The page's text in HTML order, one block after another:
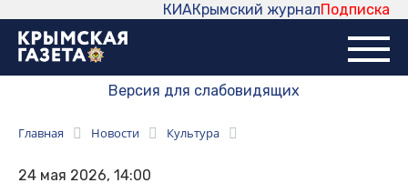
Подписка
Крымский журнал
КИА
Версия для слабовидящих
Главная Новости Культура
24 мая 2026, 14:00